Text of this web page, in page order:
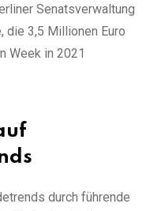
Senatsverwaltung
die 3,5 Millionen Euro
Week in 2021
durch führende